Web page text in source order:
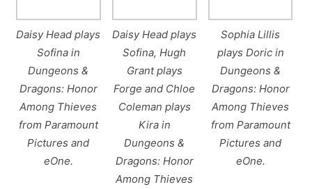
Daisy Head plays
Sofina in
Dungeons &
Dragons: Honor
Among Thieves
from Paramount
Pictures and
eOne.
Daisy Head plays
Sofina, Hugh
Grant plays
Forge and Chloe
Coleman plays
Kira in
Dungeons &
Dragons: Honor
Among Thieves
Sophia Lillis
plays Doric in
Dungeons &
Dragons: Honor
Among Thieves
from Paramount
Pictures and
eOne.